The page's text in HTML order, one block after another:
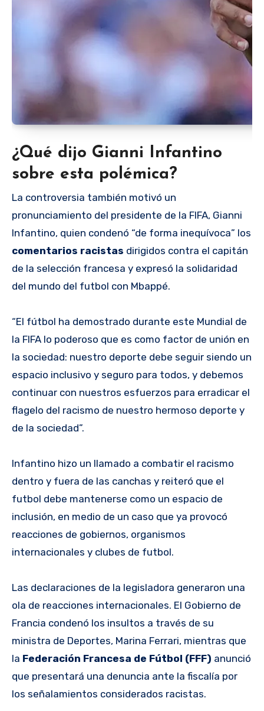
¿Qué dijo Gianni Infantino
sobre esta polémica?
La controversia también motivó un
pronunciamiento del presidente de la FIFA, Gianni
Infantino, quien condenó “de forma inequívoca” los
comentarios racistas dirigidos contra el capitán
de la selección francesa y expresó la solidaridad
del mundo del futbol con Mbappé.
“El fútbol ha demostrado durante este Mundial de
la FIFA lo poderoso que es como factor de unión en
la sociedad: nuestro deporte debe seguir siendo un
espacio inclusivo y seguro para todos, y debemos
continuar con nuestros esfuerzos para erradicar el
flagelo del racismo de nuestro hermoso deporte y
de la sociedad”.
Infantino hizo un llamado a combatir el racismo
dentro y fuera de las canchas y reiteró que el
futbol debe mantenerse como un espacio de
inclusión, en medio de un caso que ya provocó
reacciones de gobiernos, organismos
internacionales y clubes de futbol.
Las declaraciones de la legisladora generaron una
ola de reacciones internacionales. El Gobierno de
Francia condenó los insultos a través de su
ministra de Deportes, Marina Ferrari, mientras que
la Federación Francesa de Fútbol (FFF) anunció
que presentará una denuncia ante la fiscalía por
los señalamientos considerados racistas.